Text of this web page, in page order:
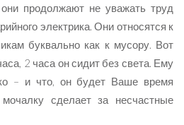
продолжают не уважать труд
электрика. Они относятся к
буквально как к мусору. Вот
2 часа он сидит без света. Ему
– и что, он будет Ваше время
сделает за несчастные